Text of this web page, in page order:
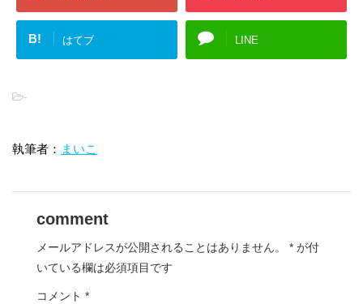
B! はてブ LINE
-
執筆者： まいこ
comment
メールアドレスが公開されることはありません。 * が付
いている欄は必須項目です
コメント *